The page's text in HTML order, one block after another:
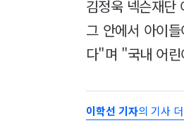
김정욱 넥슨재단
그 안에서 아이
다"며 "국내 어
이학선 기자의 기사